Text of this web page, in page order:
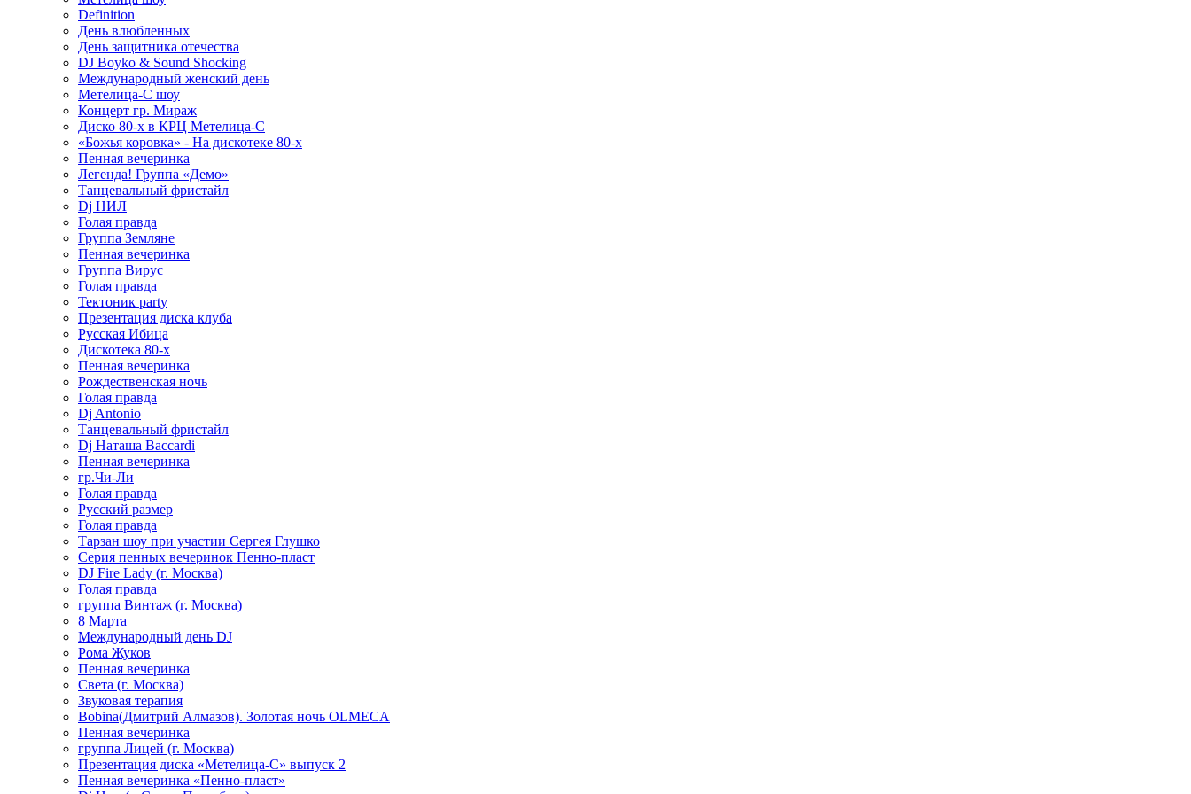
Definition
День влюбленных
День защитника отечества
DJ Boyko & Sound Shocking
Международный женский день
Метелица-С шоу
Концерт гр. Мираж
Диско 80-х в КРЦ Метелица-С
«Божья коровка» - На дискотеке 80-х
Пенная вечеринка
Легенда! Группа «Демо»
Танцевальный фристайл
Dj НИЛ
Голая правда
Группа Земляне
Пенная вечеринка
Группа Вирус
Голая правда
Тектоник party
Презентация диска клуба
Русская Ибица
Дискотека 80-х
Пенная вечеринка
Рождественская ночь
Голая правда
Dj Antonio
Танцевальный фристайл
Dj Наташа Baccardi
Пенная вечеринка
гр.Чи-Ли
Голая правда
Русский размер
Голая правда
Тарзан шоу при участии Сергея Глушко
Серия пенных вечеринок Пенно-пласт
DJ Fire Lady (г. Москва)
Голая правда
группа Винтаж (г. Москва)
8 Марта
Международный день DJ
Рома Жуков
Пенная вечеринка
Света (г. Москва)
Звуковая терапия
Bobina(Дмитрий Алмазов). Золотая ночь OLMECA
Пенная вечеринка
группа Лицей (г. Москва)
Презентация диска «Метелица-С» выпуск 2
Пенная вечеринка «Пенно-пласт»